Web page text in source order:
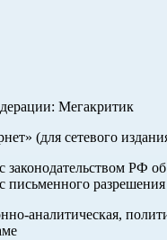
Мегакритик
(для сетевого
законодательством
разрешения